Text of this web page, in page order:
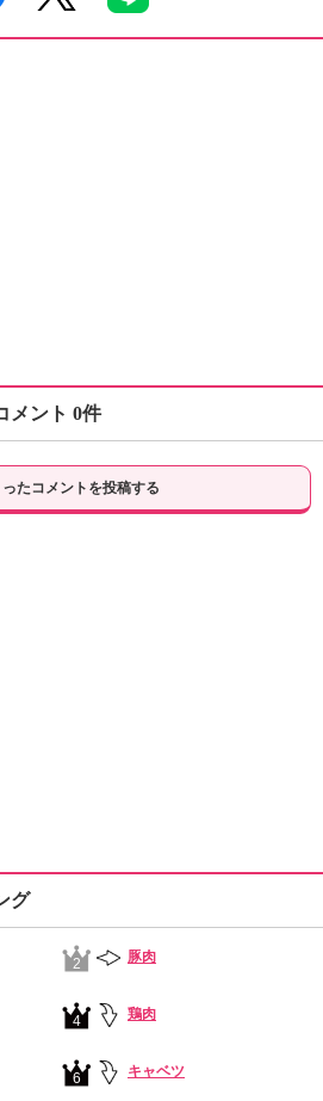
メント 0件
たコメントを投稿する
グ
2 豚肉
4 鶏肉
6 キャベツ